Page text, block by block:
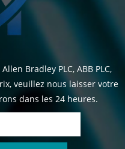
Bradley PLC, ABB PLC,
veuillez nous laisser votre
dans les 24 heures.